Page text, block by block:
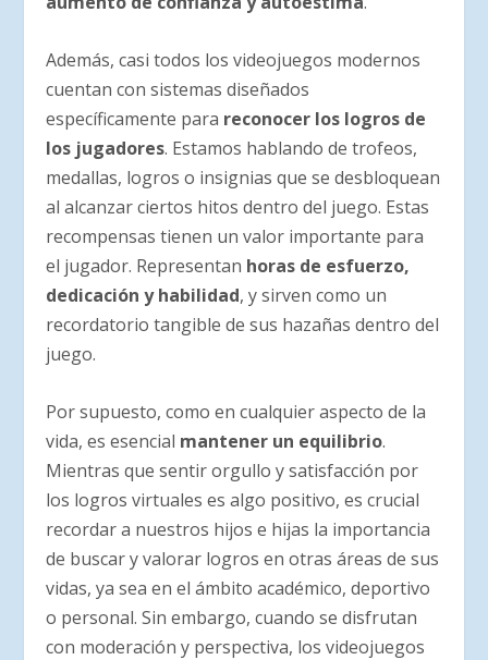
Además, casi todos los videojuegos modernos
cuentan con sistemas diseñados
específicamente para reconocer los logros de
los jugadores. Estamos hablando de trofeos,
medallas, logros o insignias que se desbloquean
al alcanzar ciertos hitos dentro del juego. Estas
recompensas tienen un valor importante para
el jugador. Representan horas de esfuerzo,
dedicación y habilidad, y sirven como un
recordatorio tangible de sus hazañas dentro del
juego.
Por supuesto, como en cualquier aspecto de la
vida, es esencial mantener un equilibrio.
Mientras que sentir orgullo y satisfacción por
los logros virtuales es algo positivo, es crucial
recordar a nuestros hijos e hijas la importancia
de buscar y valorar logros en otras áreas de sus
vidas, ya sea en el ámbito académico, deportivo
o personal. Sin embargo, cuando se disfrutan
con moderación y perspectiva, los videojuegos